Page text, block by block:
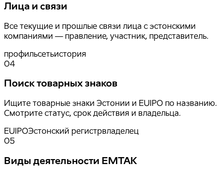
Лица и связи
Все текущие и прошлые связи лица с эстонскими
компаниями — правление, участник, представитель.
профильсетьистория
04
Поиск товарных знаков
Ищите товарные знаки Эстонии и EUIPO по названию.
Смотрите статус, срок действия и владельца.
EUIPOЭстонский регистрвладелец
05
Виды деятельности EMTAK